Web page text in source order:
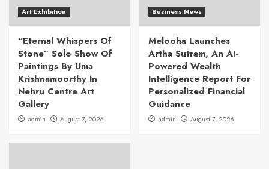
Art Exhibition
“Eternal Whispers Of
Stone” Solo Show Of
Paintings By Uma
Krishnamoorthy In
Nehru Centre Art
Gallery
admin August 7, 2026
Business News
Melooha Launches
Artha Sutram, An AI-
Powered Wealth
Intelligence Report For
Personalized Financial
Guidance
admin August 7, 2026